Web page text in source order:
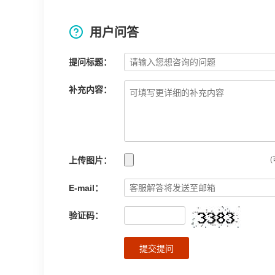
用户问答
提问标题：
补充内容：
上传图片： (
E-mail：
验证码：
提交提问